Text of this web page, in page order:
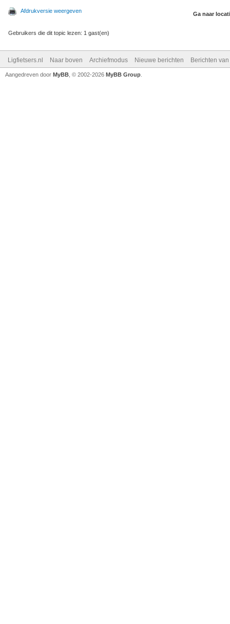
Afdrukversie weergeven Ga naar
Gebruikers die dit topic lezen: 1 gast(en)
Ligfietsers.nl Naar boven Archiefmodus Nieuwe berichten Berichten
Aangedreven door MyBB , © 2002-2026 MyBB Group